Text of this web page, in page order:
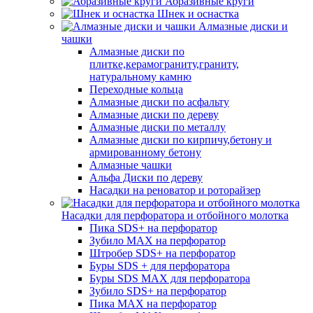
Шнек и оснастка
Алмазные диски и
чашки
Алмазные диски по
плитке,керамограниту,граниту,
натуральному камню
Переходные кольца
Алмазные диски по асфальту
Алмазные диски по дереву
Алмазные диски по металлу
Алмазные диски по кирпичу,бетону и
армированному бетону
Алмазные чашки
Альфа Диски по дереву
Насадки на реноватор и роторайзер
Насадки для перфоратора и отбойного молотка
Пика SDS+ на перфоратор
Зубило MAX на перфоратор
Штробер SDS+ на перфоратор
Буры SDS + для перфоратора
Буры SDS MAX для перфоратора
Зубило SDS+ на перфоратор
Пика MAX на перфоратор